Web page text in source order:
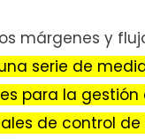
márgenes y
serie de
para la
de control